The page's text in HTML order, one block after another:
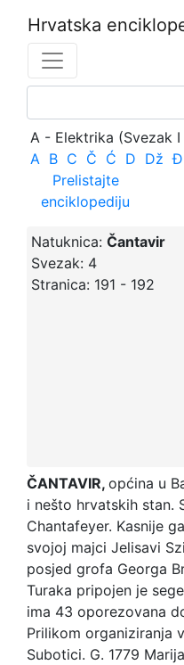
Hrvatska
A - Elektrika (Svezak
A B C Č Ć D Dž Đ
Prelistajte
enciklopediju
Natuknica: Čantavir
Svezak: 4
Stranica: 191 - 192
ČANTAVIR, općina u
i nešto hrvatskih stan.
Chantafeyer. Kasnije
svojoj majci Jelisavi
posjed grofa Georga
Turaka pripojen je
ima 43 oporezovana
Prilikom organiziranja
Subotici. G. 1779